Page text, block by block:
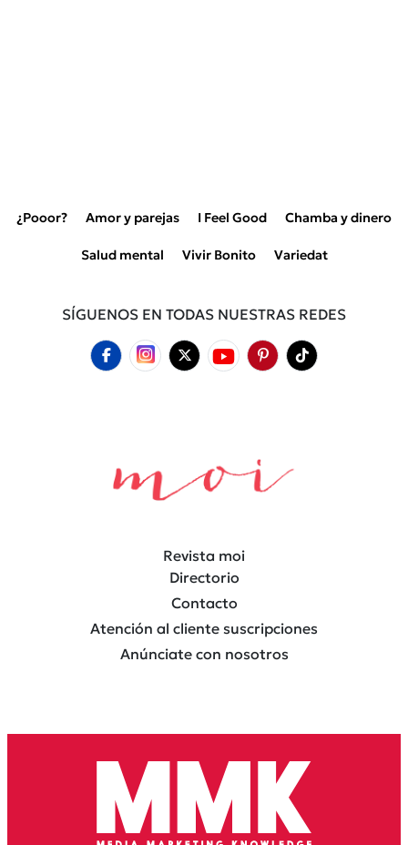
¿Pooor? Amor y parejas I Feel Good Chamba y dinero
Salud mental Vivir Bonito Variedat
SÍGUENOS EN TODAS NUESTRAS REDES
Revista moi
Directorio
Contacto
Atención al cliente suscripciones
Anúnciate con nosotros